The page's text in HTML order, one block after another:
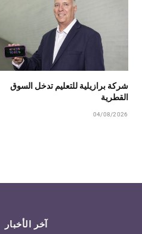
شركة برازيلية للتعليم تدخل السوق
القطرية
04/08/2026
آخر الأخبار